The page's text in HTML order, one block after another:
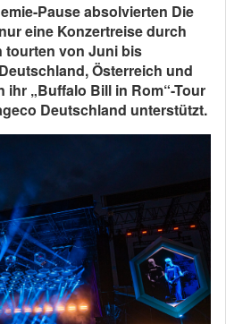
Pause absolvierten Die
eine Konzertreise durch
tourten von Juni bis
Österreich und
ihr „Buffalo Bill in Rom“-Tour
Deutschland unterstützt.